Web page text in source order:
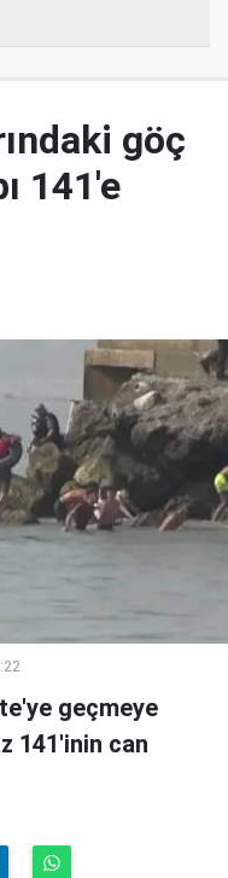
göç
141'e
geçmeye
141'inin can